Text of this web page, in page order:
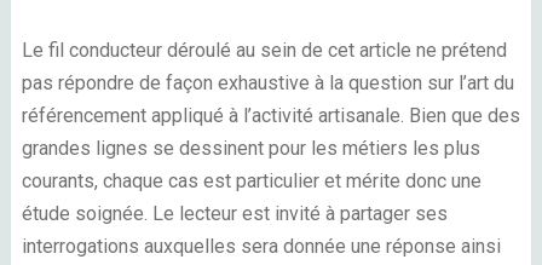
Le fil conducteur déroulé au sein de cet article ne prétend
pas répondre de façon exhaustive à la question sur l’art du
référencement appliqué à l’activité artisanale. Bien que des
grandes lignes se dessinent pour les métiers les plus
courants, chaque cas est particulier et mérite donc une
étude soignée. Le lecteur est invité à partager ses
interrogations auxquelles sera donnée une réponse ainsi